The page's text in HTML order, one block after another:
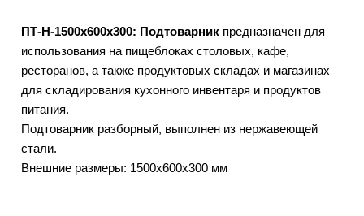
ПТ-Н-1500х600х300: Подтоварник предназначен для
использования на пищеблоках столовых, кафе,
ресторанов, а также продуктовых складах и магазинах
для складирования кухонного инвентаря и продуктов
питания.
Подтоварник разборный, выполнен из нержавеющей
стали.
Внешние размеры: 1500х600х300 мм